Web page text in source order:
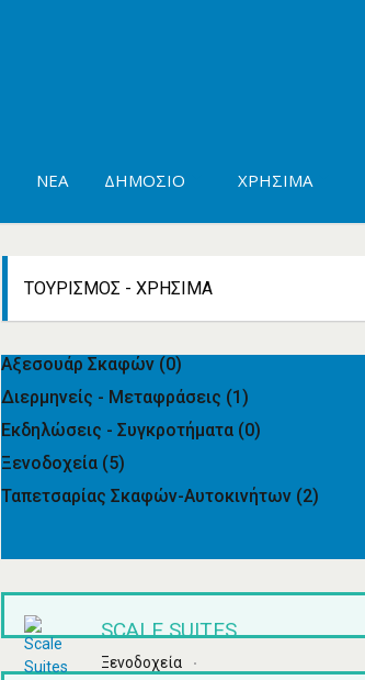
ΝΈΑ ΔΗΜΌΣΙΟ ΧΡΉΣΙΜΑ
ΤΟΥΡΙΣΜΌΣ - ΧΡΉΣΙΜΑ
Αξεσουάρ Σκαφών (0)
Διερμηνείς - Μεταφράσεις (1)
Εκδηλώσεις - Συγκροτήματα (0)
Ξενοδοχεία (5)
Ταπετσαρίας Σκαφών-Αυτοκινήτων (2)
SCALE SUITES
Ξενοδοχεία